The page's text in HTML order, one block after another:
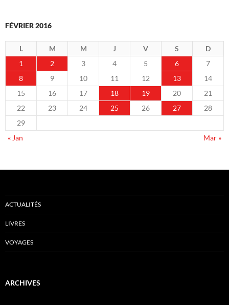
FÉVRIER 2016
L M M J V S
D
1
2 3 4 5 6
7
8
9 10 11 12 13
14
15
16 17 18 19 20
21
22
23 24 25 26 27
28
29
« Jan
Mar »
ACTUALITÉS
LIVRES
VOYAGES
ARCHIVES